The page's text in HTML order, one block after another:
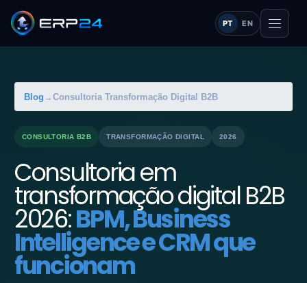
PT EN
Blog → Consultoria Transformação Digital B2B
CONSULTORIA B2B TRANSFORMAÇÃO DIGITAL 2026
Consultoria em
transformação digital B2B
2026:BPM, Business
Intelligence e CRM que
funcionam